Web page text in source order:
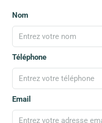
Nom
Téléphone
Email